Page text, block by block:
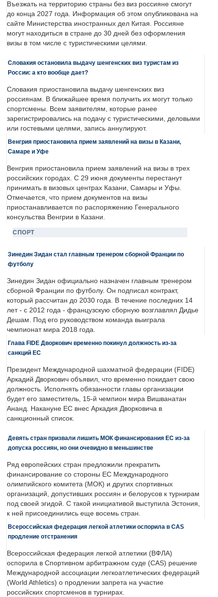
Въезжать на территорию страны без виз россияне смогут
до конца 2027 года. Информация об этом опубликована на
сайте Министерства иностранных дел Китая. Россияне
могут находиться в стране до 30 дней без оформления
визы в том числе с туристическими целями.
Словакия остановила выдачу шенгенских виз туристам из
России: а кто вообще дает?
Словакия приостановила выдачу шенгенских виз
россиянам. В ближайшее время получить их могут только
спортсмены. Всем заявителям, которые ранее
зарегистрировались на подачу с туристическими, деловыми
или гостевыми целями, запись аннулируют.
Венгрия приостановила прием заявлений на визы в Казани,
Самаре и Уфе
Венгрия приостановила прием заявлений на визы в трех
российских городах. С 29 июня документы перестанут
принимать в визовых центрах Казани, Самары и Уфы.
Отмечается, что прием документов на визы
приостанавливается по распоряжению Генерального
консульства Венгрии в Казани.
СПОРТ
Зинедин Зидан стал главным тренером сборной Франции по
футболу
Зинедин Зидан официально назначен главным тренером
сборной Франции по футболу. Он подписал контракт,
который рассчитан до 2030 года. В течение последних 14
лет - с 2012 года - французскую сборную возглавлял Дидье
Дешам. Под его руководством команда выиграла
чемпионат мира 2018 года.
Глава FIDE Дворкович временно покинул должность из-за
санкций ЕС
Президент Международной шахматной федерации (FIDE)
Аркадий Дворкович объявил, что временно покидает свою
должность. Исполнять обязанности главы организации
будет его заместитель, 15-й чемпион мира Вишванатан
Ананд. Накануне ЕС внес Аркадия Дворковича в
санкционный список.
Девять стран призвали лишить МОК финансирования ЕС из-за
допуска россиян, но они очевидно в меньшинстве
Ряд европейских стран предложили прекратить
финансирование со стороны ЕС Международного
олимпийского комитета (МОК) и других спортивных
организаций, допустивших россиян и белорусов к турнирам
под своей эгидой. С такой инициативой выступила Эстония,
к ней присоединились еще восемь стран.
Всероссийская федерация легкой атлетики оспорила в CAS
продление отстранения
Всероссийская федерация легкой атлетики (ВФЛА)
оспорила в Спортивном арбитражном суде (CAS) решение
Международной ассоциации легкоатлетических федераций
(World Athletics) о продлении запрета на участие
российских спортсменов в турнирах.